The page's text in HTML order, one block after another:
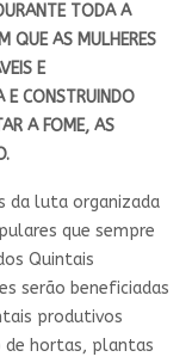
TODA A
QUE AS MULHERES
E
E CONSTRUINDO
A FOME, AS
da luta organizada
que sempre
Quintais
serão beneficiadas
produtivos
de hortas, plantas